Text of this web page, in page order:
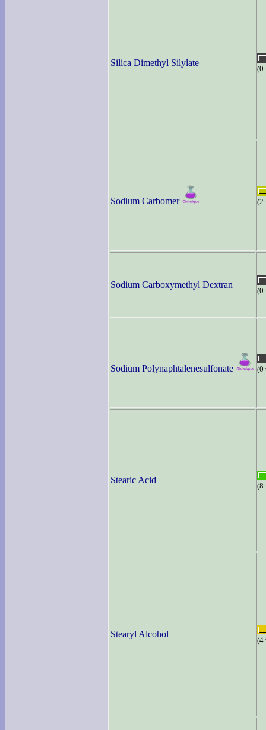
Silica Dimethyl Silylate
(0
Sodium Carbomer (2
Sodium Carboxymethyl Dextran
(0
Sodium Polynaphtalenesulfonate (0
Stearic Acid
(8
Stearyl Alcohol
(4